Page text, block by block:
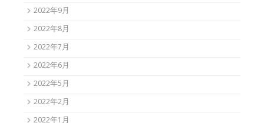
2022年9月
2022年8月
2022年7月
2022年6月
2022年5月
2022年2月